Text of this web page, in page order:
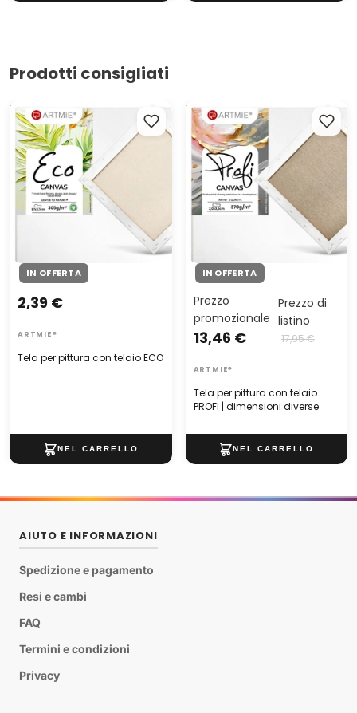
Prodotti consigliati
Tela per pittura con telaio
ECO
IN OFFERTA
Tela per pittura con telaio ECO
2,39 €
ARTMIE®
Tela per pittura con telaio
PROFI | dimensioni diverse
IN OFFERTA
Tela per pittura con telaio
PROFI | dimensioni diverse
Prezzo
promozionale
13,46 €
Prezzo di
listino
17,95 €
ARTMIE®
AIUTO E INFORMAZIONI
Spedizione e pagamento
Resi e cambi
FAQ
Termini e condizioni
Privacy